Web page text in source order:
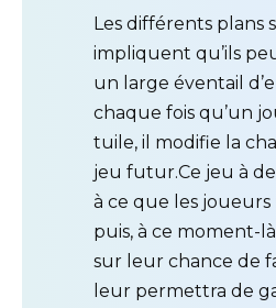
Les différents plans
impliquent qu’ils
un large éventail
chaque fois qu’un
tuile, il modifie la
jeu futur.Ce jeu à
à ce que les
puis, à ce moment-
sur leur chance de
leur permettra de